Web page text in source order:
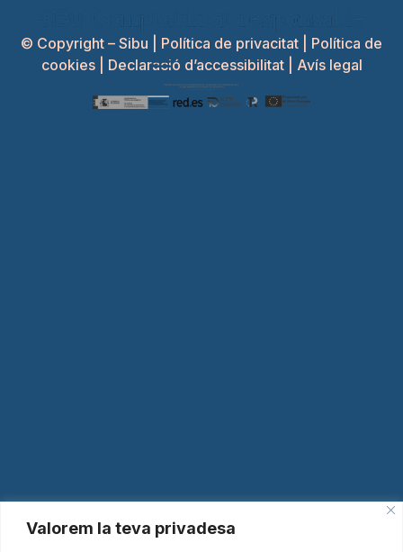
Valorem la teva privadesa
© Copyright – Sibu | Política de privacitat
Política de
cookies| Declaració d’accessibilitat| Avís legal